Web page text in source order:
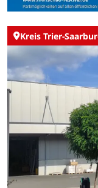
Kreis Trier-